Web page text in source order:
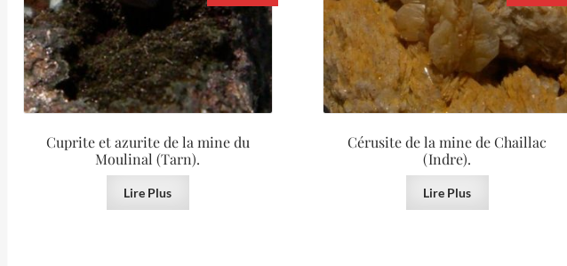
Cuprite et azurite de la mine du
Moulinal (Tarn).
Lire Plus
Cérusite de la mine de Chaillac
(Indre).
Lire Plus